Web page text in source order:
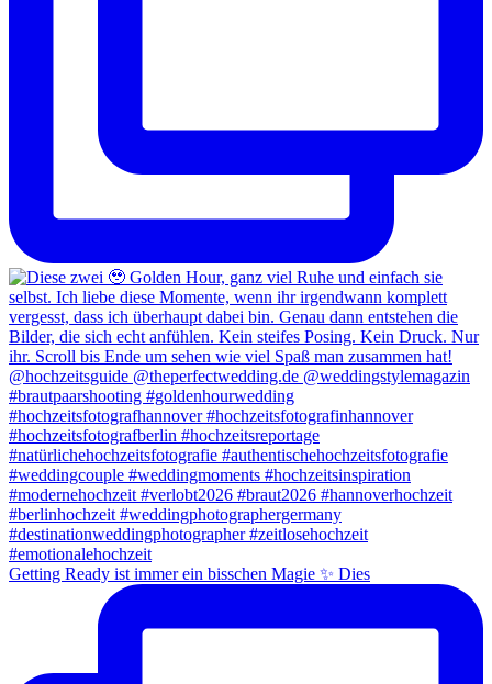
Getting Ready ist immer ein bisschen Magie ✨ Dies